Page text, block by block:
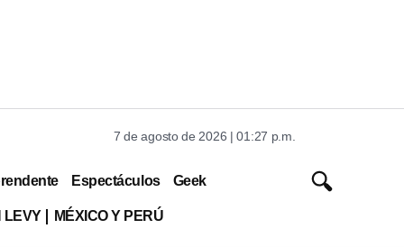
7 de agosto de 2026 | 01:27 p.m.
Espectáculos Geek
LEVY MÉXICO Y PERÚ